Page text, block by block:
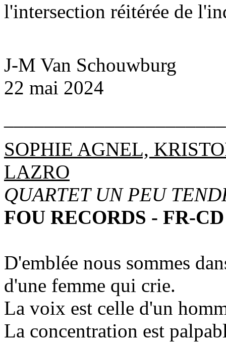
l'intersection réitérée de
J-M Van Schouwburg
22 mai 2024
SOPHIE AGNEL,
LAZRO
QUARTET UN PEU
FOU RECORDS - FR-
D'emblée nous sommes
d'une femme qui crie.
La voix est celle d'un
La concentration est